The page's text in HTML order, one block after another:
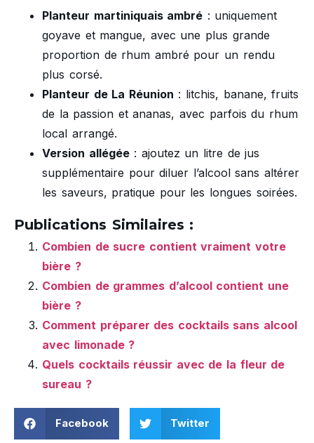
Planteur martiniquais ambré : uniquement
goyave et mangue, avec une plus grande
proportion de rhum ambré pour un rendu
plus corsé.
Planteur de La Réunion : litchis, banane, fruits
de la passion et ananas, avec parfois du rhum
local arrangé.
Version allégée: ajoutez un litre de jus
supplémentaire pour diluer l’alcool sans altérer
les saveurs, pratique pour les longues soirées.
Publications Similaires :
Combien de sucre contient vraiment votre
bière ?
Combien de grammes d’alcool contient une
bière ?
Comment préparer des cocktails sans alcool
avec limonade ?
Quels cocktails réussir avec de la fleur de
sureau ?
Facebook Twitter